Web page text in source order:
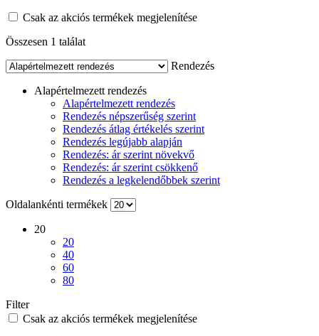
Csak az akciós termékek megjelenítése
Összesen 1 találat
Rendezés
Alapértelmezett rendezés
Alapértelmezett rendezés
Rendezés népszerűség szerint
Rendezés átlag értékelés szerint
Rendezés legújabb alapján
Rendezés: ár szerint növekvő
Rendezés: ár szerint csökkenő
Rendezés a legkelendőbbek szerint
Oldalankénti termékek
20
20
40
60
80
Filter
Csak az akciós termékek megjelenítése